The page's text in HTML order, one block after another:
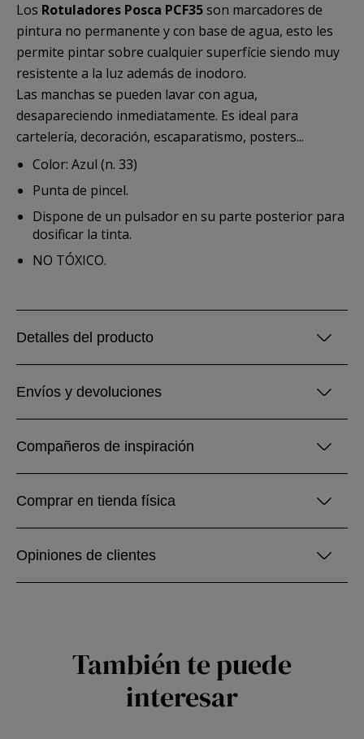
Los Rotuladores Posca PCF35son marcadores de
pintura no permanente y con base de agua, esto les
permite pintar sobre cualquier superfície siendo muy
resistente a la luz además de inodoro.
Las manchas se pueden lavar con agua,
desapareciendo inmediatamente. Es ideal para
cartelería, decoración, escaparatismo, posters...
Color: Azul (n. 33)
Punta de pincel.
Dispone de un pulsador en su parte posterior para
dosificar la tinta.
NO TÓXICO.
Detalles del producto
Envíos y devoluciones
Compañeros de inspiración
Comprar en tienda física
Opiniones de clientes
También te puede
interesar